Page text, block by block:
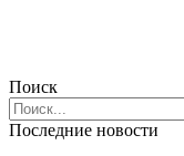
Поиск
Последние новости